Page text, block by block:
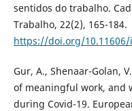
sentidos do trabalho.
Trabalho, 22(2), 165-184.
https://doi.org/10.11606/
Gur, A., Shenaar-Golan,
of meaningful work, and
during Covid-19.